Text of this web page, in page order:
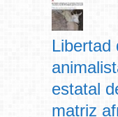
Libertad
estatal
matriz